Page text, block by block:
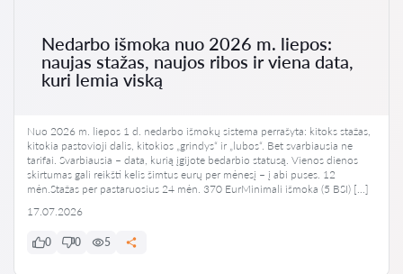
Nedarbo išmoka nuo 2026 m. liepos:
naujas stažas, naujos ribos ir viena data,
kuri lemia viską
Nuo 2026 m. liepos 1 d. nedarbo išmokų sistema perrašyta: kitoks stažas,
kitokia pastovioji dalis, kitokios „grindys“ ir „lubos“. Bet svarbiausia ne
tarifai. Svarbiausia – data, kurią įgijote bedarbio statusą. Vienos dienos
skirtumas gali reikšti kelis šimtus eurų per mėnesį – į abi puses. 12
mėn.Stažas per pastaruosius 24 mėn. 370 EurMinimali išmoka (5 BSI) […]
17.07.2026
0 0 5